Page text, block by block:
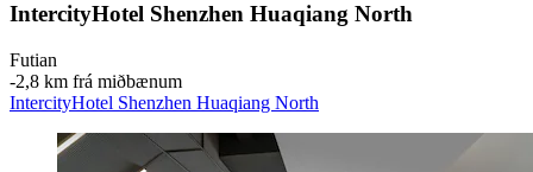
IntercityHotel Shenzhen Huaqiang North
Futian
‐2,8 km frá miðbænum
IntercityHotel Shenzhen Huaqiang North